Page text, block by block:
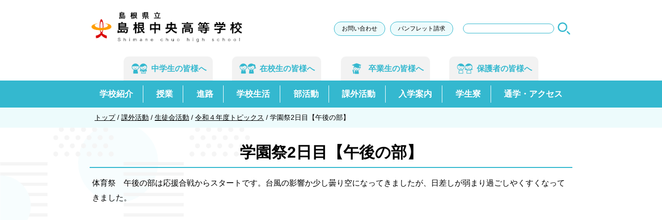
お問い合わせ パンフレット請求
サ
検
中学生の皆様へ 在校生の皆様へ 卒業生の皆様へ 保護者の皆様へ
学校紹介 授業 進路 学校生活 部活動 課外活動 入学案内 学生寮 通学・アクセス
現
トップ/ 課外活動 / 生徒会活動 / 令和４年度トピックス / 学園祭2日目【午後の部】
学園祭2日目【午後の部】
体育祭 午後の部は応援合戦からスタートです。台風の影響か少し曇り空になってきましたが、日差しが弱まり過ごしやくすくなって
きました。